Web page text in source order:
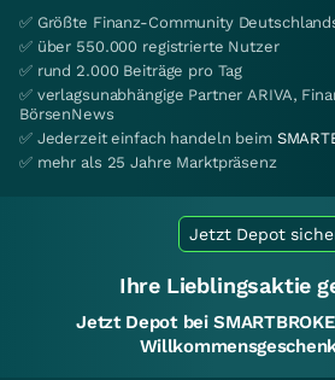
✅ Größte Finanz-Community
✅ über 550.000 registrierte Nutzer
✅ rund 2.000 Beiträge pro Tag
✅ verlagsunabhängige Partner ARIVA,
BörsenNews
✅ Jederzeit einfach handeln beim
✅ mehr als 25 Jahre Marktpräsenz
Jetzt Depot
Ihre Lieblingsaktie
Jetzt Depot bei